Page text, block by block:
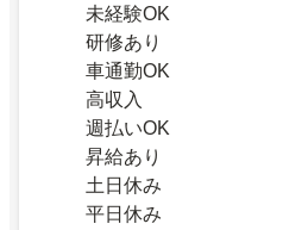
未経験OK
研修あり
車通勤OK
高収入
週払いOK
昇給あり
土日休み
平日休み